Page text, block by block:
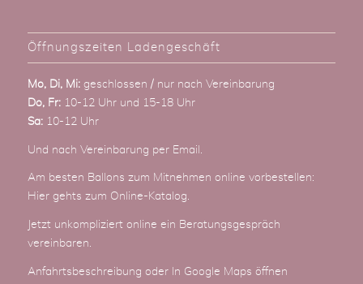
Öffnungszeiten Ladengeschäft
Mo, Di, Mi:geschlossen / nur nach Vereinbarung
Do, Fr:10-12 Uhr und 15-18 Uhr
Sa:10-12 Uhr
Und nach Vereinbarung per Email
Am besten Ballons zum Mitnehmen online vorbestellen:
Hier gehts zum Online-Katalog.
Jetzt unkompliziert online ein Beratungsgespräch
vereinbaren.
Anfahrtsbeschreibung oder In Google Maps öffnen